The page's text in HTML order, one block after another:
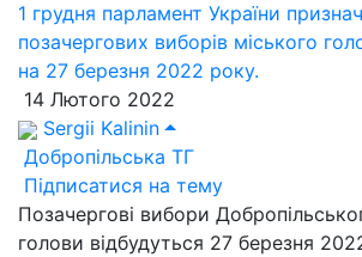
1 грудня парламент України
позачергових виборів міського
на 27 березня 2022 року.
14 Лютого 2022
Sergii Kalinin
Добропільська ТГ
Підписатися на тему
Позачергові вибори
голови відбудуться 27 березня